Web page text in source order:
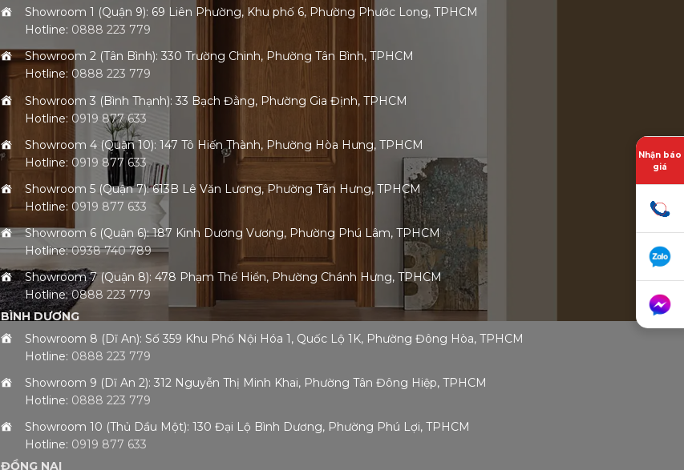
Showroom 1 (Quận 9): 69 Liên Phường, Khu phố 6, Phường Phước Long, TPHCM
Hotline: 0888 223 779
Showroom 2 (Tân Bình): 330 Trường Chinh, Phường Tân Bình, TPHCM
Hotline: 0888 223 779
Showroom 3 (Bình Thạnh): 33 Bạch Đằng, Phường Gia Định, TPHCM
Hotline: 0919 877 633
Showroom 4 (Quận 10): 147 Tô Hiến Thành, Phường Hòa Hưng, TPHCM
Hotline: 0919 877 633
Showroom 5 (Quận 7): 613B Lê Văn Lương, Phường Tân Hưng, TPHCM
Hotline: 0919 877 633
Showroom 6 (Quận 6): 187 Kinh Dương Vương, Phường Phú Lâm, TPHCM
Hotline:0938 740 789
Showroom 7 (Quận 8): 478 Phạm Thế Hiển, Phường Chánh Hưng, TPHCM
Hotline:0888 223 779
BÌNH DƯƠNG
Showroom 8 (Dĩ An): Số 359 Khu Phố Nội Hóa 1, Quốc Lộ 1K, Phường Đông Hòa, TPHCM
Hotline: 0888 223 779
Showroom 9 (Dĩ An 2): 312 Nguyễn Thị Minh Khai, Phường Tân Đông Hiệp, TPHCM
Hotline: 0888 223 779
Showroom 10 (Thủ Dầu Một): 130 Đại Lộ Bình Dương, Phường Phú Lợi, TPHCM
Hotline: 0919 877 633
ĐỒNG NAI
Nhận báo
giá